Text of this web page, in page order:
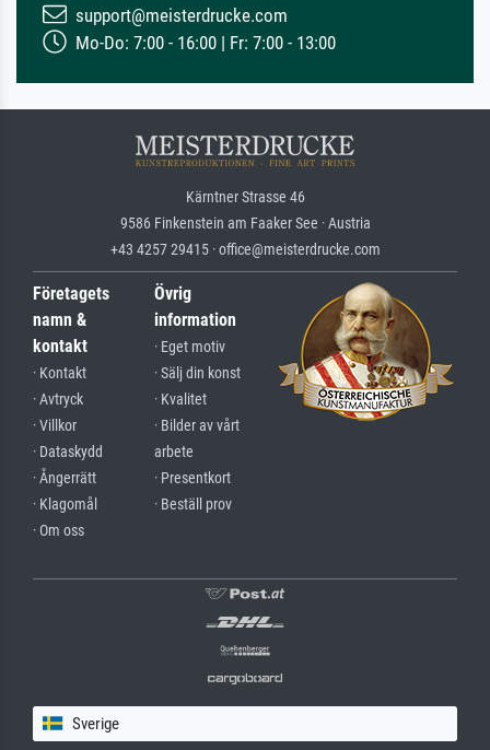
support@meisterdrucke.com
Mo-Do: 7:00 - 16:00 | Fr: 7:00 - 13:00
Kärntner Strasse 46
9586 Finkenstein am Faaker See · Austria
+43 4257 29415 · office@meisterdrucke.com
Företagets
namn &
kontakt
· Kontakt
· Avtryck
· Villkor
· Dataskydd
· Ångerrätt
· Klagomål
· Om oss
Övrig
information
· Eget motiv
· Sälj din konst
· Kvalitet
· Bilder av vårt
arbete
· Presentkort
· Beställ prov
Sverige